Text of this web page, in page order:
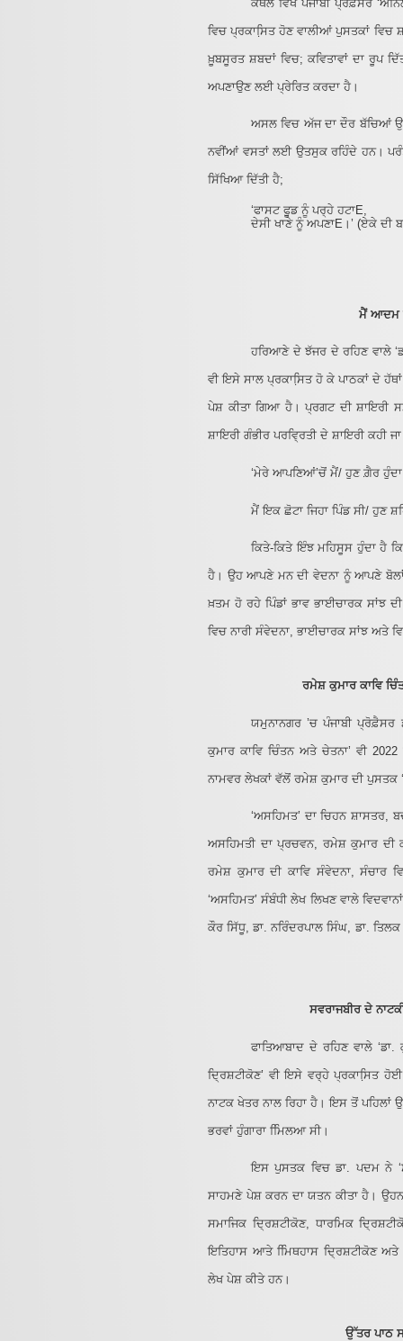
ਕੈਥਲ ਵਿਖੇ ਪੰਜਾਬੀ ਪ੍ਰੋਫ਼ੈਸਰ
ਵਿਚ ਪ੍ਰਕਾਸਿ਼ਤ ਹੋਣ ਵਾਲੀਆਂ ਪੁਸਤਕਾਂ ਵਿਚ
ਖ਼ੂਬਸੂਰਤ ਸ਼ਬਦਾਂ ਵਿਚ; ਕਵਿਤਾਵਾਂ ਦਾ ਰੂਪ
ਅਪਣਾਉਣ ਲਈ ਪ੍ਰੇਰਿਤ ਕਰਦਾ ਹੈ।
ਅਸਲ ਵਿਚ ਅੱਜ ਦਾ ਦੌਰ ਬੱਚਿਆਂ
ਨਵੀਂਆਂ ਵਸਤਾਂ ਲਈ ਉਤਸੁਕ ਰਹਿੰਦੇ ਹਨ।
ਸਿੱਖਿਆ ਦਿੱਤੀ ਹੈ;
‘ਫਾਸਟ ਫੁੂਡ ਨੂੰ ਪਰ੍ਹੇ ਹਟਾE,
ਦੇਸੀ ਖਾਣੇ ਨੂੰ ਅਪਣਾE।’ (ਏਕੇ ਦੀ
ਮੈਂ ਆਦਮ
ਹਰਿਆਣੇ ਦੇ ਝੱਜਰ ਦੇ ਰਹਿਣ ਵਾਲੇ
ਵੀ ਇਸੇ ਸਾਲ ਪ੍ਰਕਾਸਿ਼ਤ ਹੋ ਕੇ ਪਾਠਕਾਂ ਦੇ
ਪੇਸ਼ ਕੀਤਾ ਗਿਆ ਹੈ। ਪ੍ਰਗਟ ਦੀ ਸ਼ਾਇਰੀ
ਸ਼ਾਇਰੀ ਗੰਭੀਰ ਪਰਵ੍ਰਿਤੀ ਦੇ ਸ਼ਾਇਰੀ ਕਹੀ
‘ਮੇਰੇ ਆਪਣਿਆਂ’ਚੋਂ ਮੈਂ/ ਹੁਣ ਗ਼ੈਰ ਹੁੰਦਾ
ਮੈਂ ਇਕ ਛੋਟਾ ਜਿਹਾ ਪਿੰਡ ਸੀ/ ਹੁਣ
ਕਿਤੇ-ਕਿਤੇ ਇੰਝ ਮਹਿਸੂਸ ਹੁੰਦਾ ਹੈ
ਹੈ। ਉਹ ਆਪਣੇ ਮਨ ਦੀ ਵੇਦਨਾ ਨੂੰ ਆਪਣੇ
ਖ਼ਤਮ ਹੋ ਰਹੇ ਪਿੰਡਾਂ ਭਾਵ ਭਾਈਚਾਰਕ ਸਾਂਝ
ਵਿਚ ਨਾਰੀ ਸੰਵੇਦਨਾ, ਭਾਈਚਾਰਕ ਸਾਂਝ ਅਤੇ
ਰਮੇਸ਼ ਕੁਮਾਰ ਕਾਵਿ
ਯਮੁਨਾਨਗਰ ’ਚ ਪੰਜਾਬੀ
ਕੁਮਾਰ ਕਾਵਿ ਚਿੰਤਨ ਅਤੇ ਚੇਤਨਾ’ ਵੀ
ਨਾਮਵਰ ਲੇਖਕਾਂ ਵੱਲੋਂ ਰਮੇਸ਼ ਕੁਮਾਰ ਦੀ
‘ਅਸਹਿਮਤ’ ਦਾ ਚਿਹਨ ਸ਼ਾਸਤਰ,
ਅਸਹਿਮਤੀ ਦਾ ਪ੍ਰਚਵਨ, ਰਮੇਸ਼ ਕੁਮਾਰ ਦੀ
ਰਮੇਸ਼ ਕੁਮਾਰ ਦੀ ਕਾਵਿ ਸੰਵੇਦਨਾ, ਸੰਚਾਰ
‘ਅਸਹਿਮਤ’ ਸੰਬੰਧੀ ਲੇਖ ਲਿਖਣ ਵਾਲੇ
ਕੌਰ ਸਿੱਧੂ, ਡਾ. ਨਰਿੰਦਰਪਾਲ ਸਿੰਘ, ਡਾ.
ਸਵਰਾਜਬੀਰ ਦੇ
ਫਾਤਿਆਬਾਦ ਦੇ ਰਹਿਣ ਵਾਲੇ
ਦ੍ਰਿਸ਼ਟੀਕੋਣ’ ਵੀ ਇਸੇ ਵਰ੍ਹੇ ਪ੍ਰਕਾਸਿ਼ਤ
ਨਾਟਕ ਖੇਤਰ ਨਾਲ ਰਿਹਾ ਹੈ। ਇਸ ਤੋਂ ਪਹਿਲਾਂ
ਭਰਵਾਂ ਹੁੰਗਾਰਾ ਮਿਿਲਆ ਸੀ।
ਇਸ ਪੁਸਤਕ ਵਿਚ ਡਾ. ਪਦਮ ਨੇ
ਸਾਹਮਣੇ ਪੇਸ਼ ਕਰਨ ਦਾ ਯਤਨ ਕੀਤਾ ਹੈ।
ਸਮਾਜਿਕ ਦ੍ਰਿਸ਼ਟੀਕੋਣ, ਧਾਰਮਿਕ
ਇਤਿਹਾਸ ਆਤੇ ਮਿਿਥਹਾਸ ਦ੍ਰਿਸ਼ਟੀਕੋਣ
ਲੇਖ ਪੇਸ਼ ਕੀਤੇ ਹਨ।
ਉੱਤਰ ਪਾਠ